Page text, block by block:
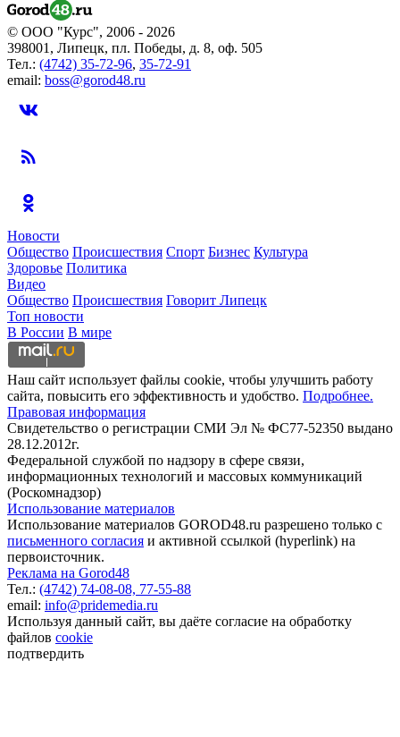
© ООО "Курс", 2006 - 2026
398001, Липецк, пл. Победы, д. 8, оф. 505
Тел.: (4742) 35-72-96, 35-72-91
email: boss@gorod48.ru
Новости
Общество Происшествия Спорт Бизнес Культура
Здоровье Политика
Видео
Общество Происшествия Говорит Липецк
Топ новости
В России В мире
Наш сайт использует файлы cookie, чтобы улучшить работу
сайта, повысить его эффективность и удобство. Подробнее.
Правовая информация
Свидетельство о регистрации СМИ Эл № ФС77-52350 выдано
28.12.2012г.
Федеральной службой по надзору в сфере связи,
информационных технологий и массовых коммуникаций
(Роскомнадзор)
Использование материалов
Использование материалов GOROD48.ru разрешено только с
письменного согласия и активной ссылкой (hyperlink) на
первоисточник.
Реклама на Gorod48
Тел.: (4742) 74-08-08, 77-55-88
email: info@pridemedia.ru
Используя данный сайт, вы даёте согласие на обработку
файлов cookie
подтвердить